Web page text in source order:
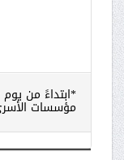
*ابتداءً من
مؤسسات